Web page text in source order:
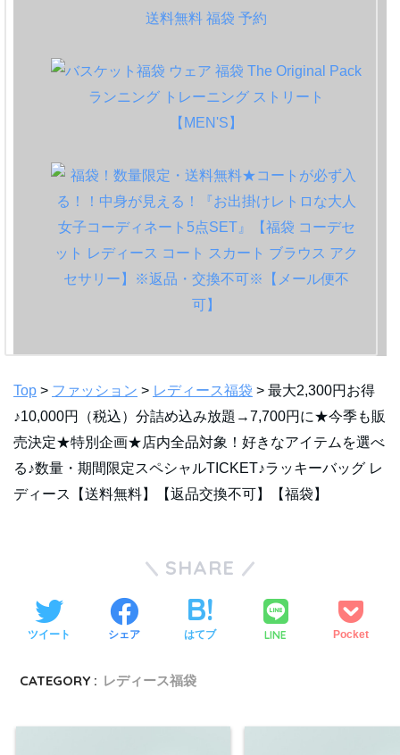
Top > ファッション > レディース福袋 > 最大2,300円お得
♪10,000円（税込）分詰め込み放題→7,700円に★今季も販
売決定★特別企画★店内全品対象！好きなアイテムを選べ
る♪数量・期間限定スペシャルTICKET♪ラッキーバッグ レ
ディース【送料無料】【返品交換不可】【福袋】
SHARE
ツイート シェア はてブ LINE Pocket
CATEGORY : レディース福袋